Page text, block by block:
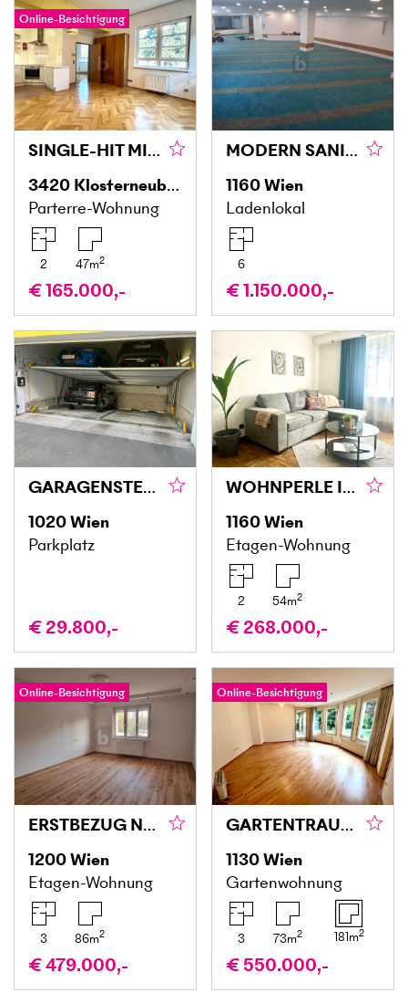
Online-Besichtigung
SINGLE-HIT MIT PERFEKTER VERKEHRSANBINDUNG
3420 Klosterneuburg
Parterre-Wohnung
2 47m2
€ 165.000,-
MODERN SANIERTE VERKAUFSFLÄCHE IM 16. BEZIRK – VIELSEITIG NUTZBAR, BARRIEREFREI & IN TOP-ZUSTAND!
1160Wien
Ladenlokal
6
€ 1.150.000,-
GARAGENSTELLPLATZ 3 MINUTEN VON PRATERSTERN ENTFERNT
1020Wien
Parkplatz
€ 29.800,-
WOHNPERLE IM HERZEN WIENS
1160Wien
Etagen-Wohnung
2 54m2
€ 268.000,-
Online-Besichtigung
ERSTBEZUG NACH KERNSANIERUNG - AUGARTEN VOR DER TÜR!
1200Wien
Etagen-Wohnung
3 86m2
€ 479.000,-
Online-Besichtigung
GARTENTRAUM IN TOLLER LAGE - MIT SAUNA, FITNESSRAUM UND GARAGENPLATZ
1130Wien
Gartenwohnung
3 73m2 181m2
€ 550.000,-